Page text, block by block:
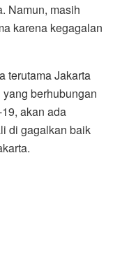
Namun, masih
karena kegagalan
terutama Jakarta
berhubungan
akan ada
di gagalkan baik